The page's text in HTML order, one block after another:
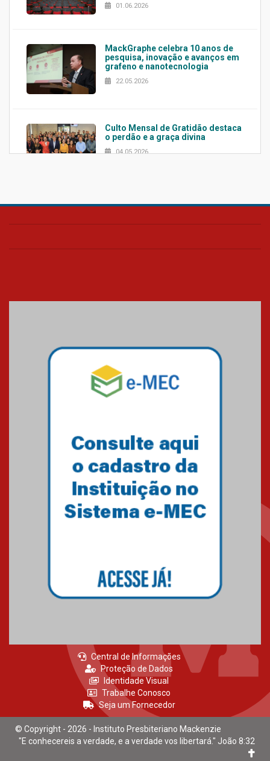
01.06.2026
MackGraphe celebra 10 anos de
pesquisa, inovação e avanços em
grafeno e nanotecnologia
22.05.2026
Culto Mensal de Gratidão destaca
o perdão e a graça divina
04.05.2026
Confira como foi o culto mensal
Mackenzie mobiliza campanha
solidária para apoiar famílias em
Minas Gerais
Primeiro culto do ano ressalta o
27.02.2026
Central de Informações
Proteção de Dados
Identidade Visual
Trabalhe Conosco
Seja um Fornecedor
© Copyright - 2026 - Instituto Presbiteriano Mackenzie
"E conhecereis a verdade, e a verdade vos libertará." João 8:32